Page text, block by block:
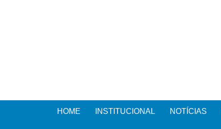
HOME INSTITUCIONAL NOTÍCIAS